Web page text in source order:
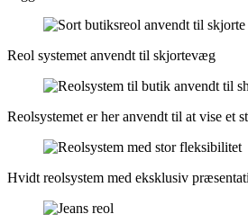
Reol systemet anvendt til skjortevæg
Reolsystemet er her anvendt til at vise et
Hvidt reolsystem med eksklusiv